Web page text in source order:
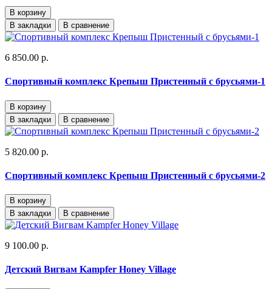
В корзину
В закладки
В сравнение
6 850.00 р.
Спортивный комплекс Крепыш Пристенный с брусьями-1
В корзину
В закладки
В сравнение
5 820.00 р.
Спортивный комплекс Крепыш Пристенный с брусьями-2
В корзину
В закладки
В сравнение
9 100.00 р.
Детский Вигвам Kampfer Honey Village